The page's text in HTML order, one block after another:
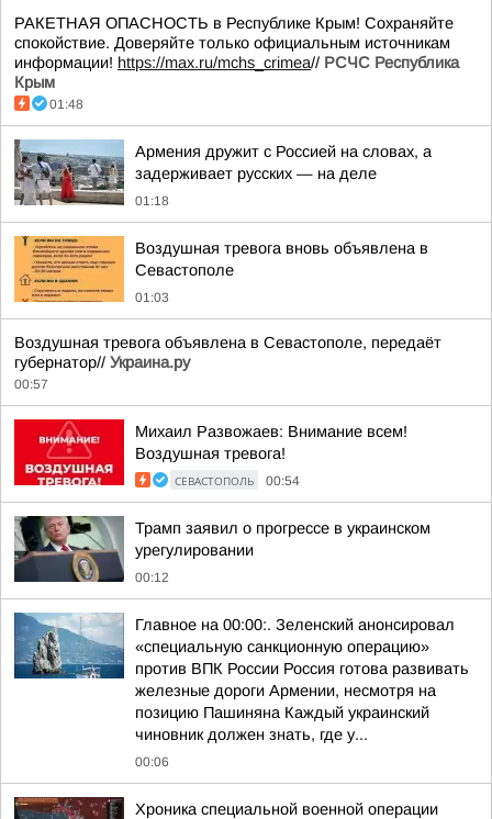
РАКЕТНАЯ ОПАСНОСТЬ в Республике Крым! Сохраняйте
спокойствие. Доверяйте только официальным источникам
информации! https://max.ru/mchs_crimea// РСЧС Республика
Крым
01:48
Армения дружит с Россией на словах, а
задерживает русских — на деле
01:18
Воздушная тревога вновь объявлена в
Севастополе
01:03
Воздушная тревога объявлена в Севастополе, передаёт
губернатор// Украина.ру
00:57
Михаил Развожаев: Внимание всем!
Воздушная тревога!
СЕВАСТОПОЛЬ 00:54
Трамп заявил о прогрессе в украинском
урегулировании
00:12
Главное на 00:00:. Зеленский анонсировал
«специальную санкционную операцию»
против ВПК России Россия готова развивать
железные дороги Армении, несмотря на
позицию Пашиняна Каждый украинский
чиновник должен знать, где у...
00:06
Хроника специальной военной операции